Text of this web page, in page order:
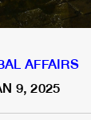
AFFAIRS
9, 2025